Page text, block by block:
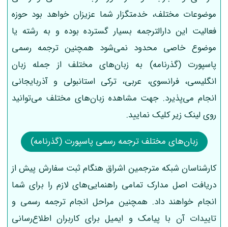
موضوعات مختلف، خدمتگزار شما عزیزان خواهد بود حوزه
فعالیت این دارالترجمه بسیار گسترده بوده و به رشته یا
موضوع خاصی محدود نمی‌شود همچنین ترجمه رسمی
پاسپورت (گذرنامه) به زبان‌های مختلف از جمله زبان
انگلیسی، فرانسوی، عربی، ترکی استانبولی و آذربایجانی
انجام می‌پذیرد. جهت مشاهده زبان‌های مختلف می‌توانید
روی لینک زیر کلیک نمایید.
زبان‌های مختلف ترجمه رسمی پاسپورت (گذرنامه)
کارشناسان شبکه مترجمین اشراق هنگام ثبت سفارش پیش از
دریافت اصل مدارک تمامی راهنمایی‌های لازم را برای شما
انجام خواهند داد. همچنین مراحل انجام ترجمه رسمی و
تاییدات آن با پیامک و ایمیل برای کاربران اطلاع‌رسانی